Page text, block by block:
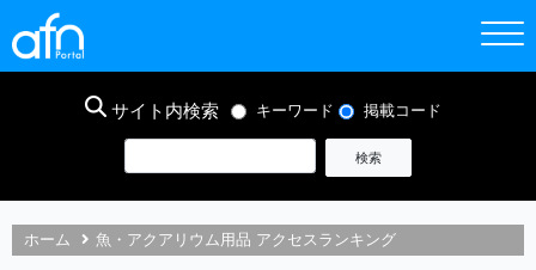
サイト内検索 キーワード 掲載コード
ホーム 魚・アクアリウム用品 アクセスランキング